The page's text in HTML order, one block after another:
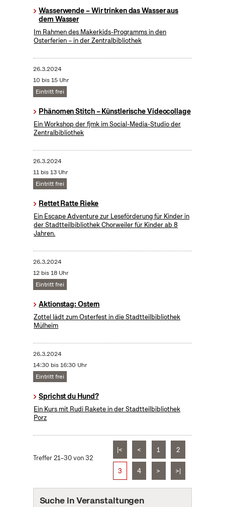
Wasserwende – Wir trinken das Wasser aus
dem Wasser
Im Rahmen des Makerkids-Programms in den
Osterferien – in der Zentralbibliothek
26.3.2024
10 bis 15 Uhr
Eintritt frei
Phänomen Stitch – Künstlerische Videocollage
Ein Workshop der fjmk im Social-Media-Studio der
Zentralbibliothek
26.3.2024
11 bis 13 Uhr
Eintritt frei
Rettet Ratte Rieke
Ein Escape Adventure zur Leseförderung für Kinder in
der Stadtteilbibliothek Chorweiler für Kinder ab 8
Jahren.
26.3.2024
12 bis 18 Uhr
Eintritt frei
Aktionstag: Ostern
Zottel lädt zum Osterfest in die Stadtteilbibliothek
Mülheim
26.3.2024
14:30 bis 16:30 Uhr
Eintritt frei
Sprichst du Hund?
Ein Kurs mit Rudi Rakete in der Stadtteilbibliothek
Porz
Treffer 21–30 von 32
|< < 1 2
3 4 > >|
Suche in Veranstaltungen